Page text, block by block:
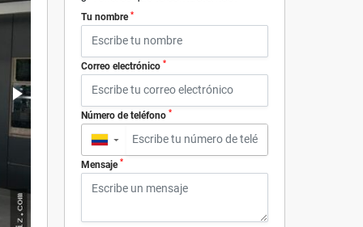
Tu nombre *
Correo electrónico *
Número de teléfono *
▼
Mensaje *